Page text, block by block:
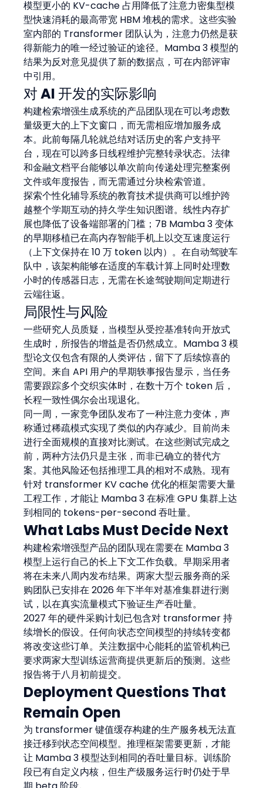
模型更小的 KV-cache 占用降低了注意力密集型模
型快速消耗的最高带宽 HBM 堆栈的需求。这些实验
室内部的 Transformer 团队认为，注意力仍然是获
得新能力的唯一经过验证的途径。Mamba 3 模型的
结果为反对意见提供了新的数据点，可在内部评审
中引用。
对 AI 开发的实际影响
构建检索增强生成系统的产品团队现在可以考虑数
量级更大的上下文窗口，而无需相应增加服务成
本。此前每隔几轮就总结对话历史的客户支持平
台，现在可以跨多日线程维护完整转录状态。法律
和金融文档平台能够以单次前向传递处理完整案例
文件或年度报告，而无需通过分块检索管道。
探索个性化辅导系统的教育技术提供商可以维护跨
越整个学期互动的持久学生知识图谱。线性内存扩
展也降低了设备端部署的门槛；7B Mamba 3 变体
的早期移植已在高内存智能手机上以交互速度运行
（上下文保持在 10 万 token 以内）。在自动驾驶车
队中，该架构能够在适度的车载计算上同时处理数
小时的传感器日志，无需在长途驾驶期间定期进行
云端往返。
局限性与风险
一些研究人员质疑，当模型从受控基准转向开放式
生成时，所报告的增益是否仍然成立。Mamba 3 模
型论文仅包含有限的人类评估，留下了后续惊喜的
空间。来自 API 用户的早期轶事报告显示，当任务
需要跟踪多个交织实体时，在数十万个 token 后，
长程一致性偶尔会出现退化。
同一周，一家竞争团队发布了一种注意力变体，声
称通过稀疏模式实现了类似的内存减少。目前尚未
进行全面规模的直接对比测试。在这些测试完成之
前，两种方法仍只是主张，而非已确立的替代方
案。其他风险还包括推理工具的相对不成熟。现有
针对 transformer KV cache 优化的框架需要大量
工程工作，才能让 Mamba 3 在标准 GPU 集群上达
到相同的 tokens-per-second 吞吐量。
What Labs Must Decide Next
构建检索增强型产品的团队现在需要在 Mamba 3
模型上运行自己的长上下文工作负载。早期采用者
将在未来八周内发布结果。两家大型云服务商的采
购团队已安排在 2026 年下半年对基准集群进行测
试，以在真实流量模式下验证生产吞吐量。
2027 年的硬件采购计划已包含对 transformer 持
续增长的假设。任何向状态空间模型的持续转变都
将改变这些订单。关注数据中心能耗的监管机构已
要求两家大型训练运营商提供更新后的预测。这些
报告将于八月初前提交。
Deployment Questions That
Remain Open
为 transformer 键值缓存构建的生产服务栈无法直
接迁移到状态空间模型。推理框架需要更新，才能
让 Mamba 3 模型达到相同的吞吐量目标。训练阶
段已有自定义内核，但生产级服务运行时仍处于早